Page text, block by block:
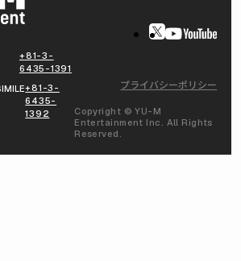
+81-3-
6435-1391
+81-3-
6435-
1392
プライバシーポリシー
Copyright © YU-M
Entertainment Inc. All Rights
Reserved.